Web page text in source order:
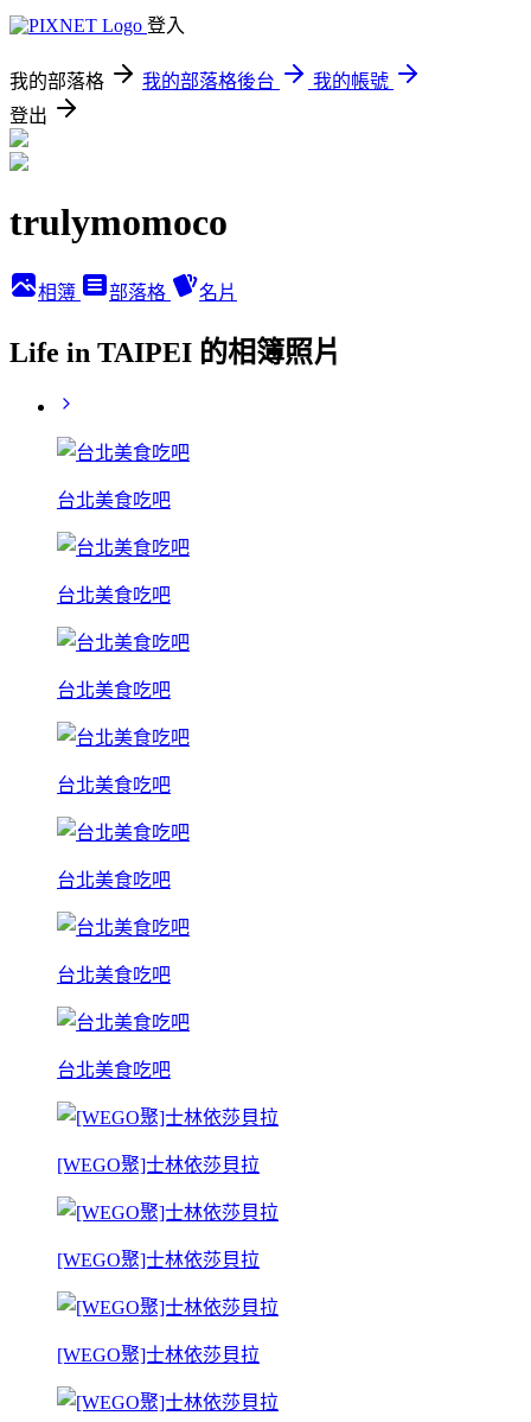
登入
我的部落格 我的部落格後台
我的帳號
登出
trulymomoco
相簿 部落格 名片
Life in TAIPEI 的相簿照片
台北美食吃吧
台北美食吃吧
台北美食吃吧
台北美食吃吧
台北美食吃吧
台北美食吃吧
台北美食吃吧
[WEGO聚]士林依莎貝拉
[WEGO聚]士林依莎貝拉
[WEGO聚]士林依莎貝拉